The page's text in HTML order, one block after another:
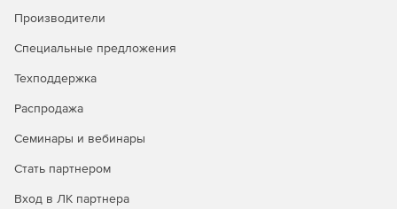
защищенный контроль общих учетных записей, таких
Enable в Cisco, SA в SQL и др.
пользователей и групп из Active Directory/ LDAP,
Автоматический в ход в целевые системы,
интерфейса без копирования и вставки логинов/
Производители
Специальные предложения
Техподдержка
Распродажа
Семинары и вебинары
Стать партнером
Вход в ЛК партнера